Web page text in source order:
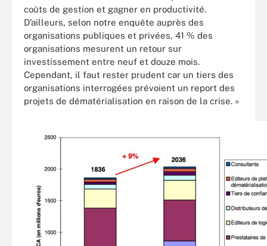
coûts de gestion et gagner en productivité.
D’ailleurs, selon notre enquête auprès des
organisations publiques et privées, 41 % des
organisations mesurent un retour sur
investissement entre neuf et douze mois.
Cependant, il faut rester prudent car un tiers des
organisations interrogées prévoient un report des
projets de dématérialisation en raison de la crise. »